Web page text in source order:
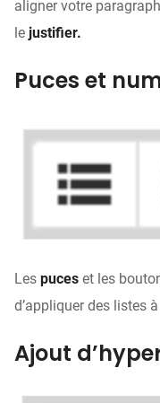
aligner votre
le justifier.
Puces et
Les puces et les
d’appliquer des listes
Ajout